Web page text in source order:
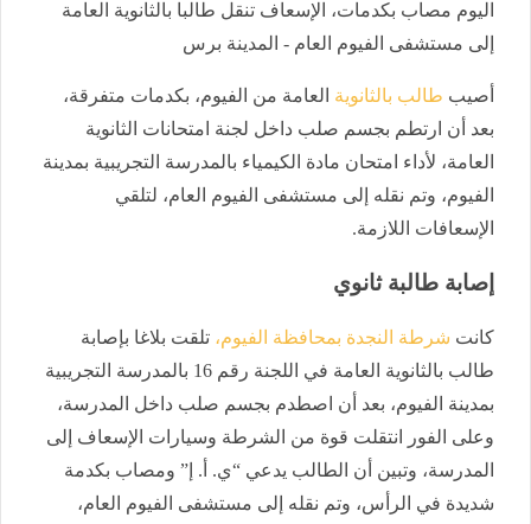
اليوم مصاب بكدمات، الإسعاف تنقل طالبا بالثانوية العامة
إلى مستشفى الفيوم العام - المدينة برس
أصيب طالب بالثانوية العامة من الفيوم، بكدمات متفرقة،
بعد أن ارتطم بجسم صلب داخل لجنة امتحانات الثانوية
العامة، لأداء امتحان مادة الكيمياء بالمدرسة التجريبية بمدينة
الفيوم، وتم نقله إلى مستشفى الفيوم العام، لتلقي
الإسعافات اللازمة.
إصابة طالبة ثانوي
كانت شرطة النجدة بمحافظة الفيوم، تلقت بلاغا بإصابة
طالب بالثانوية العامة في اللجنة رقم 16 بالمدرسة التجريبية
بمدينة الفيوم، بعد أن اصطدم بجسم صلب داخل المدرسة،
وعلى الفور انتقلت قوة من الشرطة وسيارات الإسعاف إلى
المدرسة، وتبين أن الطالب يدعي “ي. أ. إ” ومصاب بكدمة
شديدة في الرأس، وتم نقله إلى مستشفى الفيوم العام،